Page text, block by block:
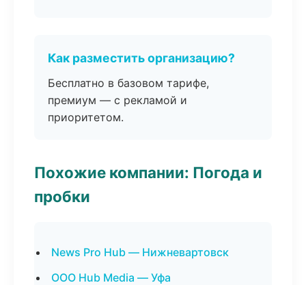
Как разместить организацию?
Бесплатно в базовом тарифе,
премиум — с рекламой и
приоритетом.
Похожие компании: Погода и
пробки
News Pro Hub — Нижневартовск
ООО Hub Media — Уфа